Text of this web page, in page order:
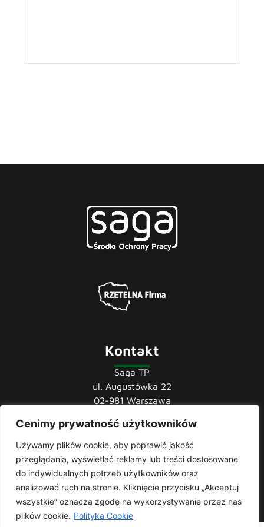
Cenimy prywatność użytkowników
Używamy plików cookie, aby poprawić jakość
przeglądania, wyświetlać reklamy lub treści dostosowane
do indywidualnych potrzeb użytkowników oraz
analizować ruch na stronie. Kliknięcie przycisku „Akceptuj
wszystkie” oznacza zgodę na wykorzystywanie przez nas
plików cookie. Polityka Cookie
Kontakt
Saga TP
ul. Augustówka 22
02-981 Warszawa
tel.: 22 741 36 85
22 852 43 60
mail:biuro@sagatp.pl